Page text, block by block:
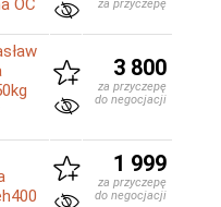
OC
za przyczepę
3 800
za przyczepę
do negocjacji
1 999
za przyczepę
do negocjacji